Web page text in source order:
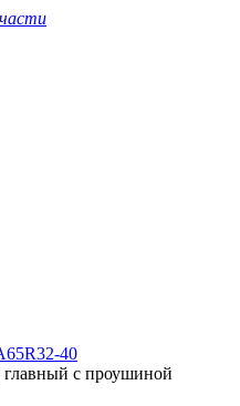
40
с проушиной